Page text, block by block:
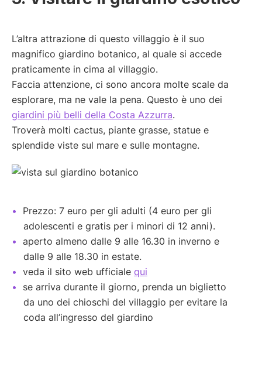
L’altra attrazione di questo villaggio è il suo
magnifico giardino botanico, al quale si accede
praticamente in cima al villaggio.
Faccia attenzione, ci sono ancora molte scale da
esplorare, ma ne vale la pena. Questo è uno dei
giardini più belli della Costa Azzurra.
Troverà molti cactus, piante grasse, statue e
splendide viste sul mare e sulle montagne.
Prezzo: 7 euro per gli adulti (4 euro per gli
adolescenti e gratis per i minori di 12 anni).
aperto almeno dalle 9 alle 16.30 in inverno e
dalle 9 alle 18.30 in estate.
veda il sito web ufficiale qui
se arriva durante il giorno, prenda un biglietto
da uno dei chioschi del villaggio per evitare la
coda all’ingresso del giardino